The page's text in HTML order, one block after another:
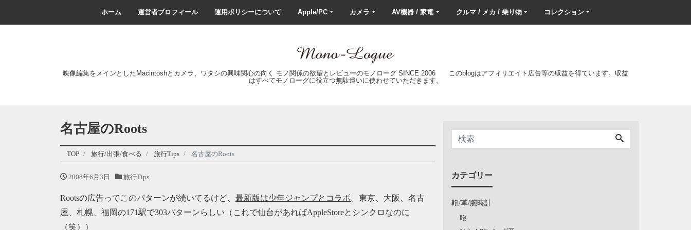
ホーム 運営者プロフィール 運用ポリシーについて Apple/PC カメラ AV機器 / 家電 クルマ / メカ / 乗り物 コレクション
映像編集をメインとしたMacintoshとカメラ、ワタシの興味関心の向く モノ関係の欲望とレビューのモノローグ SINCE 2006 このblogはアフィリエイト広告等の収益を得ています。収益
はすべてモノローグに役立つ無駄遣いに使わせていただきます。
名古屋のRoots
TOP 旅行/出張/食べる 旅行Tips 名古屋のRoots
2008年6月3日 旅行Tips
Rootsの広告ってこのパターンが続いてるけど、 最新版は少年ジャンプとコラボ。東京、大阪、名古
屋、札幌、福岡の171駅で303パターンらしい（これで仙台があればAppleStoreとシンクロなのに
（笑））
カテゴリー
鞄/革/腕時計
鞄